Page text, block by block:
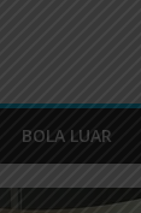
BOLA LUAR